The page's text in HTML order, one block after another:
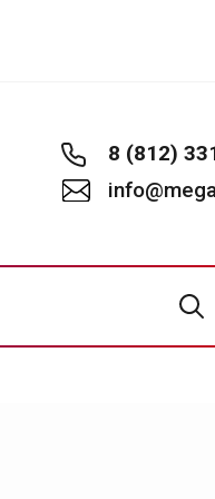
8 (812)